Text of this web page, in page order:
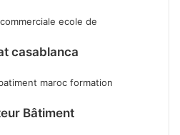
casablanca
Bâtiment